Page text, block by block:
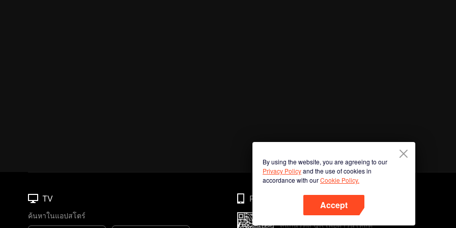
By using the website, you are agreeing to our
Privacy Policyand the use of cookies in
accordance with ourCookie Policy.
Accept
TV
ค้นหาในแอปสโตร์
Phone
สแกนรหัส QR เพื่อดาวน์โหลด